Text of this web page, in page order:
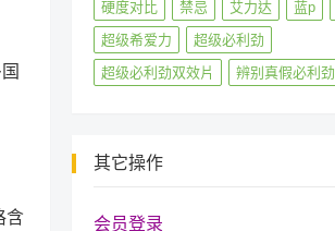
含
硬度对比
禁忌 艾力达 蓝p
超级希爱力
超级必利劲
超级必利劲双效片
辨别真假必利劲
其它操作
会员登录